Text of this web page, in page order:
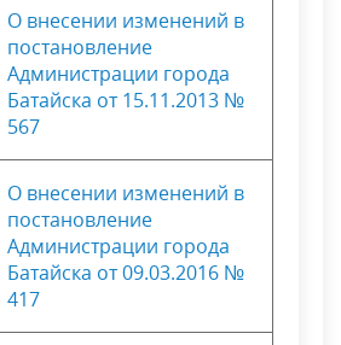
О внесении изменений в
постановление
Администрации города
Батайска от 15.11.2013 №
567
О внесении изменений в
постановление
Администрации города
Батайска от 09.03.2016 №
417